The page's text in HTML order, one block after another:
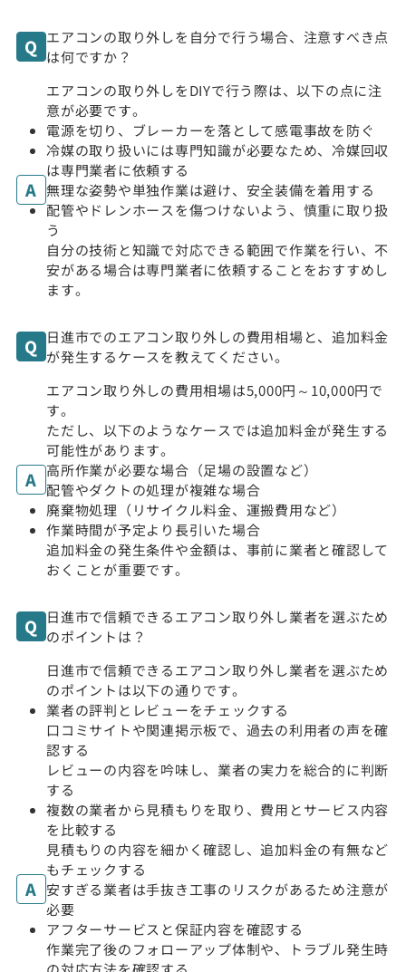
エアコンの取り外しを自分で行う場合、注意すべき点
は何ですか？
エアコンの取り外しをDIYで行う際は、以下の点に注
意が必要です。
電源を切り、ブレーカーを落として感電事故を防ぐ
冷媒の取り扱いには専門知識が必要なため、冷媒回収
は専門業者に依頼する
無理な姿勢や単独作業は避け、安全装備を着用する
配管やドレンホースを傷つけないよう、慎重に取り扱
う
自分の技術と知識で対応できる範囲で作業を行い、不
安がある場合は専門業者に依頼することをおすすめし
ます。
日進市でのエアコン取り外しの費用相場と、追加料金
が発生するケースを教えてください。
エアコン取り外しの費用相場は5,000円～10,000円で
す。
ただし、以下のようなケースでは追加料金が発生する
可能性があります。
高所作業が必要な場合（足場の設置など）
配管やダクトの処理が複雑な場合
廃棄物処理（リサイクル料金、運搬費用など）
作業時間が予定より長引いた場合
追加料金の発生条件や金額は、事前に業者と確認して
おくことが重要です。
日進市で信頼できるエアコン取り外し業者を選ぶため
のポイントは？
日進市で信頼できるエアコン取り外し業者を選ぶため
のポイントは以下の通りです。
業者の評判とレビューをチェックする
口コミサイトや関連掲示板で、過去の利用者の声を確
認する
レビューの内容を吟味し、業者の実力を総合的に判断
する
複数の業者から見積もりを取り、費用とサービス内容
を比較する
見積もりの内容を細かく確認し、追加料金の有無など
もチェックする
安すぎる業者は手抜き工事のリスクがあるため注意が
必要
アフターサービスと保証内容を確認する
作業完了後のフォローアップ体制や、トラブル発生時